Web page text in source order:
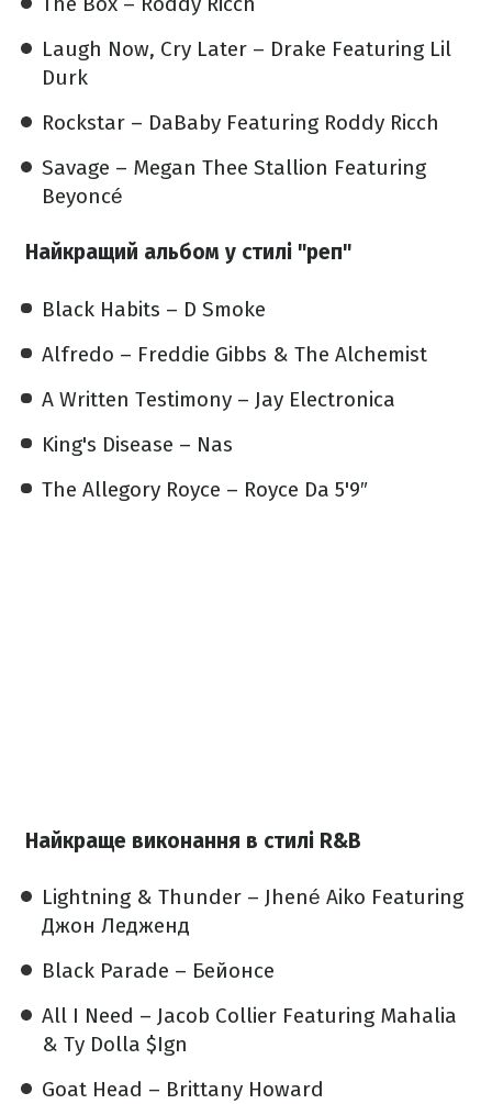
Laugh Now, Cry Later – Drake Featuring Lil
Durk
Rockstar – DaBaby Featuring Roddy Ricch
Savage – Megan Thee Stallion Featuring
Beyoncé
Найкращий альбом у стилі "реп"
Black Habits – D Smoke
Alfredo – Freddie Gibbs & The Alchemist
A Written Testimony – Jay Electronica
King's Disease – Nas
The Allegory Royce – Royce Da 5'9″
Найкраще виконання в стилі R&B
Lightning & Thunder – Jhené Aiko Featuring
Джон Ледженд
Black Parade – Бейонсе
All I Need – Jacob Collier Featuring Mahalia
& Ty Dolla $Ign
Goat Head – Brittany Howard